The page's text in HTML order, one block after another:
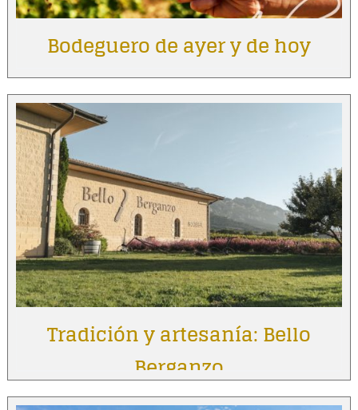
Bodeguero de ayer y de hoy
Tradición y artesanía: Bello
Berganzo